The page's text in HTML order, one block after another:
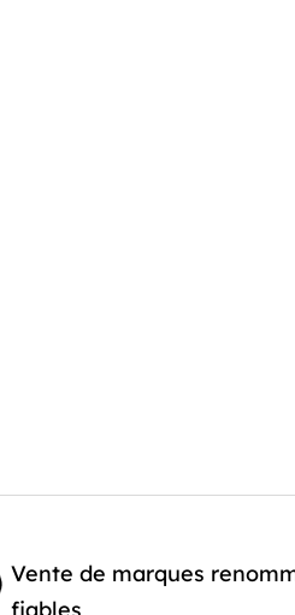
Vente de marques